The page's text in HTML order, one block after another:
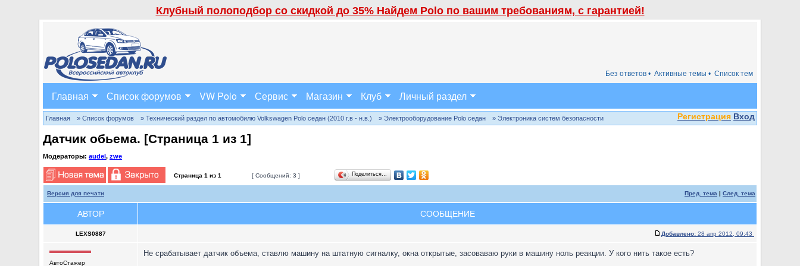
Клубный полоподбор со скидкой до 35% Найдем Polo по вашим требованиям, с гарантией!
Список тем
Активные темы •
Без ответов •
Главная Список форумов VW Polo Сервис Магазин Клуб Личный раздел
Регистрация Вход
Главная » Список форумов » Технический раздел по автомобилю Volkswagen Polo седан (2010 г.в - н.в.) » Электрооборудование Polo седан » Электроника систем безопасности
Датчик обьема. [Страница 1 из 1]
Модераторы: audel, zwe
Страница 1 из 1 [ Сообщений: 3 ] Поделиться…
Версия для печати Пред. тема | След. тема
АВТОР СООБЩЕНИЕ
LEXS0887 Добавлено: 28 апр 2012, 09:43
АвтоСтажер
Не срабатывает датчик объема, ставлю машину на штатную сигналку, окна открытые, засоваваю руки в машину ноль реакции. У кого нить такое есть?